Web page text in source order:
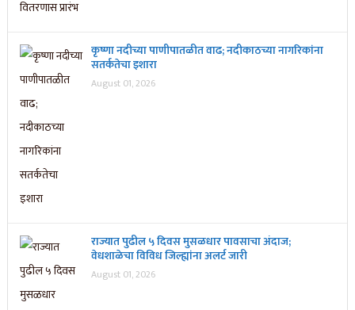
कृष्णा नदीच्या पाणीपातळीत वाढ; नदीकाठच्या नागरिकांना
सतर्कतेचा इशारा
August 01, 2026
राज्यात पुढील ५ दिवस मुसळधार पावसाचा अंदाज;
वेधशाळेचा विविध जिल्ह्यांना अलर्ट जारी
August 01, 2026